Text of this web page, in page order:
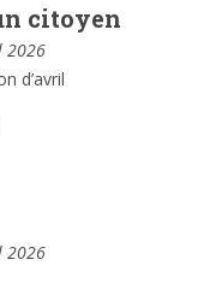
citoyen
2026
d’avril
2026